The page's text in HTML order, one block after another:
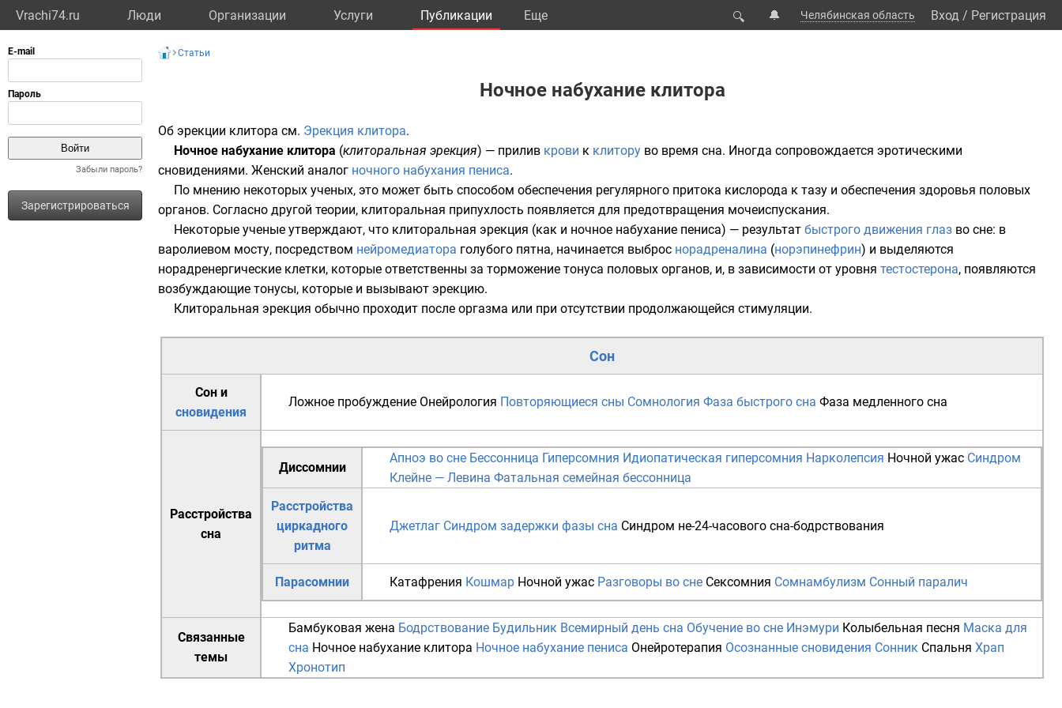
Vrachi74.ru Люди Организации Услуги Публикации Eще 🔍 🔔 Челябинская область Вход / Регистрация
Забыли пароль?
Зарегистрироваться
Статьи
Ночное набухание клитора
Об эрекции клитора см. Эрекция клитора.
Ночное набухание клитора (клиторальная эрекция) — прилив крови к клитору во время сна. Иногда сопровождается эротическими
сновидениями. Женский аналог ночного набухания пениса.
По мнению некоторых ученых, это может быть способом обеспечения регулярного притока кислорода к тазу и обеспечения здоровья половых
органов. Согласно другой теории, клиторальная припухлость появляется для предотвращения мочеиспускания.
Некоторые ученые утверждают, что клиторальная эрекция (как и ночное набухание пениса) — результат быстрого движения глаз во сне: в
варолиевом мосту, посредством нейромедиатора голубого пятна, начинается выброс норадреналина (норэпинефрин) и выделяются
норадренергические клетки, которые ответственны за торможение тонуса половых органов, и, в зависимости от уровня тестостерона, появляются
возбуждающие тонусы, которые и вызывают эрекцию.
Клиторальная эрекция обычно проходит после оргазма или при отсутствии продолжающейся стимуляции.
Сон
Сон и
сновидения
Ложное пробуждение Онейрология Повторяющиеся сны Сомнология Фаза быстрого сна Фаза медленного сна
Расстройства
сна
Диссомнии
Апноэ во сне Бессонница Гиперсомния Идиопатическая гиперсомния Нарколепсия Ночной ужас Синдром
Клейне — Левина Фатальная семейная бессонница
Расстройства
циркадного
ритма
Джетлаг Синдром задержки фазы сна Синдром не-24-часового сна-бодрствования
Парасомнии Катафрения Кошмар Ночной ужас Разговоры во сне Сексомния Сомнамбулизм Сонный паралич
Связанные
темы
Бамбуковая жена Бодрствование Будильник Всемирный день сна Обучение во сне Инэмури Колыбельная песня Маска для
сна Ночное набухание клитора Ночное набухание пениса Онейротерапия Осознанные сновидения Сонник Спальня Храп
Хронотип